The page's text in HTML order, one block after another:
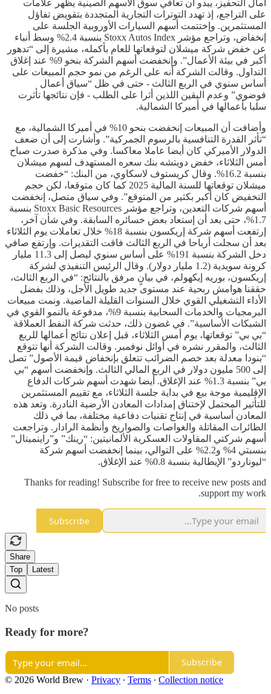
آمال التحفيز، يبدو أن تعافي سوق الأسهم الصينية يظهر علامات
على التراجع، إذ تهدد التوترات التجارية المتجددة بتقويض تفاؤل
المستثمرين. وإختتمت أسهم السيارات الأوروبية الجلسة على
إنخفاض، وتراجع مؤشر Stoxx Autos Index بنسبة 2.4% وسط أنباء
عن خفض شركة ميشلان لتوقعاتها للعام بأكمله، مشيرة إلى “تدهور
أكبر في بيئة الأعمال”. وإنخفضت أسهم الشركة بنحو 9% عند إغلاق
التداول. وقالت الشركة أنه على الرغم من نمو حجم المبيعات على
أساس سنوي في الربع الثالث - حتى في ظل “سياق أعمال
فوضوي” وعدم اليقين اللذين أثرا على الطلب - فإن نتائجها تأثرت
سلبا بأعمالها في أميركا الشمالية.
وأضافت أن المبيعات إنخفضت بنحو 10% في أميركا الشمالية، مع
“تأثر القدرة التنافسية بالرسوم الجمركية”. وأشارت إلى أن ضعف
الدولار الأميركي كان أيضا عاملا معاكسا. وفي مذكرة صدرت صباح
أمس الثلاثاء، خفض دويتشه بنك سعره المستهدف لسهم ميشلان
بنسبة 16.2%. وقال كريستوف لاسكاوي، من البنك: “خفضت
ميشلان توقعاتها للسنة المالية 2025 كما كان متوقعا، لكن حجم
التخفيض كان أكبر بكثير من المتوقع”. وفي سياق متصل، إنخفضت
أسهم شركات التعدين، وتراجع مؤشر Stoxx Basic Resources بنسبة
1.7%، حتى بعد أن إستعاد بعض خسائره السابقة. وفي شأن آخر،
إرتفعت أسهم شركة إريكسون بنسبة 18% خلال تعاملات يوم الثلاثاء
بعد أن سجلت أرباحا في الربع الثالث فاقت التقديرات. وإرتفع صافي
دخل الشركة بنسبة 191% على أساس سنوي ليصل إلى 11.3 مليار
كرونة سويدية (1.2 مليار دولار). وقال الرئيس التنفيذي لشركة
إريكسون، بوريه إيكهولم، في بيانٍ مرفق بالنتائج: “في الربع الثالث،
حققنا هوامش ربحية عند مستوى جديد طويل الأجل، وذلك بفضل
الأداء التشغيلي القوي خلال السنوات القليلة الماضية. ونمت مبيعات
البرمجيات والخدمات السحابية بنسبة 9%، مدفوعة بالنمو القوي في
الشبكات الأساسية”. في غضون ذلك، حدثت شركة النفط العملاقة
“بي بي” توقعاتها، يوم أمس الثلاثاء، قبل إعلان نتائج أعمالها للربع
الثالث، والمقرر نشره في أوائل نوفمبر. وقالت الشركة أنها تتوقع
“بنودا معدلة بعد خصم الضرائب تتعلق بإنخفاض قيمة الأصول” تصل
إلى 500 مليون دولار في الربع المالي الثالث. وإنخفضت أسهم “بي
بي” بنسبة 1.3% عند الإغلاق. أيضا شهدت أسهم شركات الدفاع
الإقليمية موجة بيع في بداية جلسة الثلاثاء، مع تقييم المستثمرين
للتأثير المحتمل لإختناق إمدادات المعادن الأرضية النادرة. وتعد هذه
المعادن أساسية في إنتاج تقنيات دفاعية مختلفة، بما في ذلك
الطائرات المقاتلة والغواصات والصواريخ وأنظمة الرادار. وتراجعت
أسهم شركتي المقاولات العسكرية الألمانيتين: “رينك” و”راينميتال”
بنسبتي 4% و2.2% على التوالي، بينما إنخفضت أسهم شركة
“ليوناردو” الإيطالية بنسبة 0.8% عند الإغلاق.
Thanks for reading! Subscribe for free to receive new posts and
support my work.
Subscribe
Share
Top
Latest
No posts
Ready for more?
Subscribe
© 2026 World Brew · Privacy ∙ Terms ∙ Collection notice